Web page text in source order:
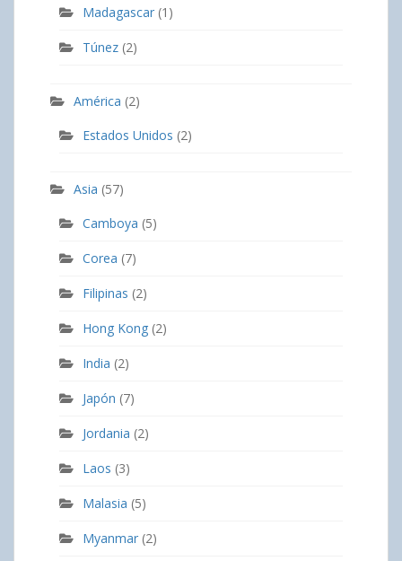
Madagascar (1)
Túnez (2)
América (2)
Estados Unidos (2)
Asia (57)
Camboya (5)
Corea (7)
Filipinas (2)
Hong Kong (2)
India (2)
Japón (7)
Jordania (2)
Laos (3)
Malasia (5)
Myanmar (2)